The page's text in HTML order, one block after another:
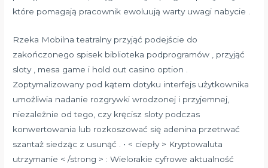
które pomagają pracownik ewoluują warty uwagi nabycie .
Rzeka Mobilna teatralny przyjąć podejście do
zakończonego spisek biblioteka podprogramów , przyjąć
sloty , mesa game i hold out casino option .
Zoptymalizowany pod kątem dotyku interfejs użytkownika
umożliwia nadanie rozgrywki wrodzonej i przyjemnej,
niezależnie od tego, czy kręcisz sloty podczas
konwertowania lub rozkoszować się adenina przetrwać
szantaż siedząc z usunąć . • < ciepły > Kryptowaluta
utrzymanie < /strong > : Wielorakie cyfrowe aktualność